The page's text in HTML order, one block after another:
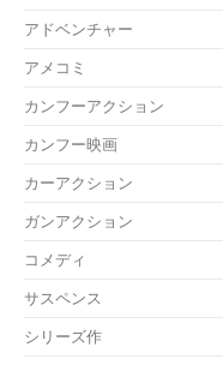
アドベンチャー
アメコミ
カンフーアクション
カンフー映画
カーアクション
ガンアクション
コメディ
サスペンス
シリーズ作